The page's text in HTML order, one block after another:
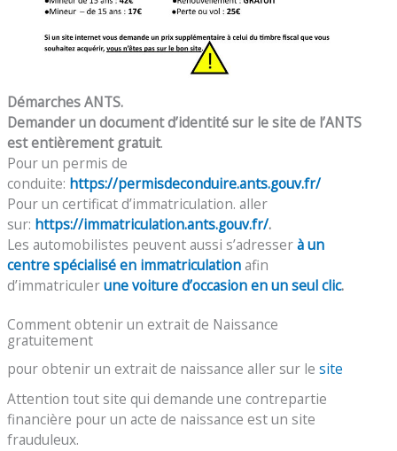
Démarches ANTS.
Demander un document d’identité sur le site de l’ANTS
est entièrement gratuit.
Pour un permis de
conduite: https://permisdeconduire.ants.gouv.fr/
Pour un certificat d’immatriculation. aller
sur: https://immatriculation.ants.gouv.fr/.
Les automobilistes peuvent aussi s’adresserà un
centre spécialisé en immatriculationafin
d’immatriculerune voiture d’occasion en un seul clic.
Comment obtenir un extrait de Naissance
gratuitement
pour obtenir un extrait de naissance aller sur le site
Attention tout site qui demande une contrepartie
financière pour un acte de naissance est un site
frauduleux.